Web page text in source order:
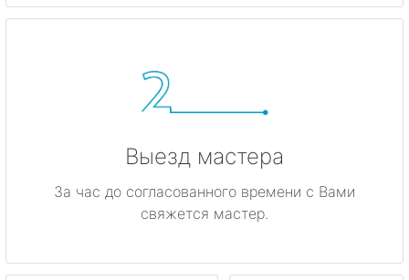
Выезд мастера
За час до согласованного времени с Вами
свяжется мастер.